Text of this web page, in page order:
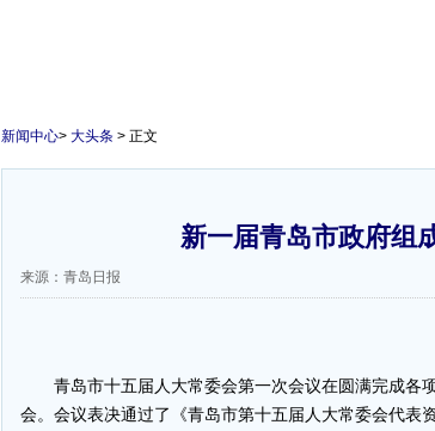
新闻中心> 大头条 > 正文
新一届青岛市政府组
来源：青岛日报
青岛市十五届人大常委会第一次会议在圆满完成各
会。会议表决通过了《青岛市第十五届人大常委会代表